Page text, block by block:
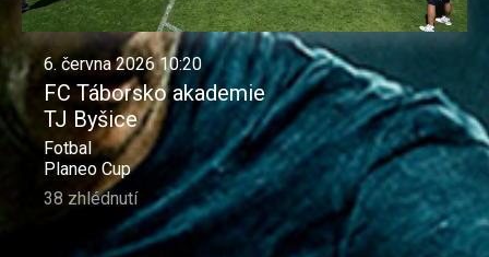
6. června 2026 10:20
FC Táborsko akademie
TJ Byšice
Fotbal
Planeo Cup
38 zhlédnutí